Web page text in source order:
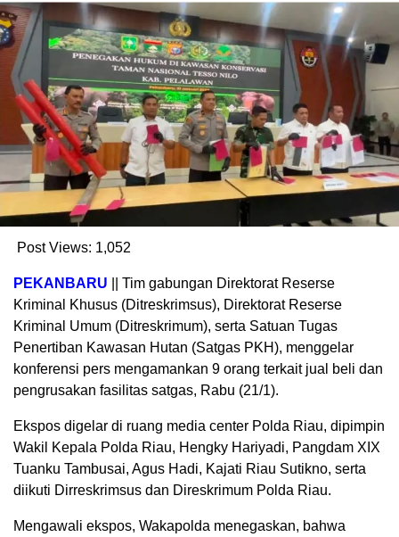
Post Views: 1,052
PEKANBARU || Tim gabungan Direktorat Reserse
Kriminal Khusus (Ditreskrimsus), Direktorat Reserse
Kriminal Umum (Ditreskrimum), serta Satuan Tugas
Penertiban Kawasan Hutan (Satgas PKH), menggelar
konferensi pers mengamankan 9 orang terkait jual beli dan
pengrusakan fasilitas satgas, Rabu (21/1).
Ekspos digelar di ruang media center Polda Riau, dipimpin
Wakil Kepala Polda Riau, Hengky Hariyadi, Pangdam XIX
Tuanku Tambusai, Agus Hadi, Kajati Riau Sutikno, serta
diikuti Dirreskrimsus dan Direskrimum Polda Riau.
Mengawali ekspos, Wakapolda menegaskan, bahwa